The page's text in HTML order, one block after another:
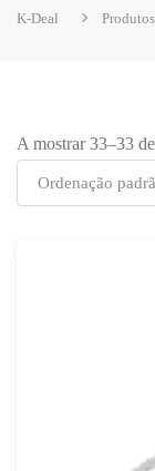
K-Deal Produtos
A mostrar 33–33
Ordenação